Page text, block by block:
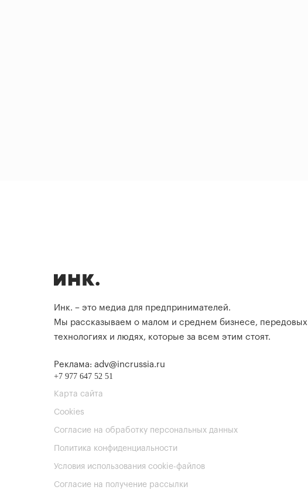
Инк. – это медиа для предпринимателей.
Мы рассказываем о малом и среднем бизнесе, передовых
технологиях и людях, которые за всем этим стоят.
Реклама: adv@incrussia.ru
+7 977 647 52 51
Карта сайта
Cookies
Согласие на обработку персональных данных
Политика конфиденциальности
Условия использования cookie-файлов
Согласие на получение рассылки